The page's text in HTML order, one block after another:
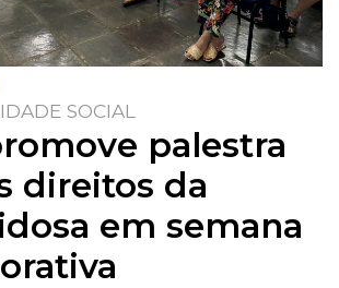
SOCIAL
palestra
direitos da
em semana